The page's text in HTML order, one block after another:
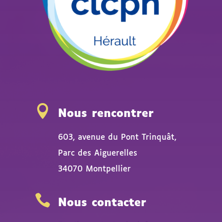
 Nous rencontrer
603, avenue du Pont Trinquât,
Parc des Aiguerelles
34070 Montpellier
 Nous contacter